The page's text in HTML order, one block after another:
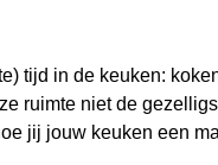
tijd in de keuken:
ruimte niet de
jij jouw keuken een